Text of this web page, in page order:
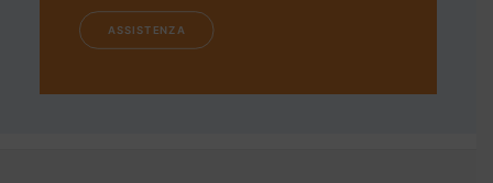
ASSISTENZA